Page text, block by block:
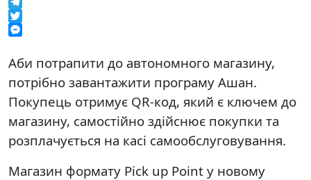
Telegram
Twitter
Аби потрапити до автономного магазину,
потрібно завантажити програму Ашан.
Покупець отримує QR-код, який є ключем до
магазину, самостійно здійснює покупки та
розплачується на касі самообслуговування.
Магазин формату Pick up Point у новому